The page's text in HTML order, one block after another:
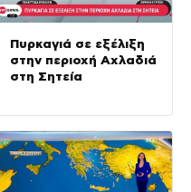
Πυρκαγιά σε εξέλιξη
στην περιοχή Αχλαδιά
στη Σητεία